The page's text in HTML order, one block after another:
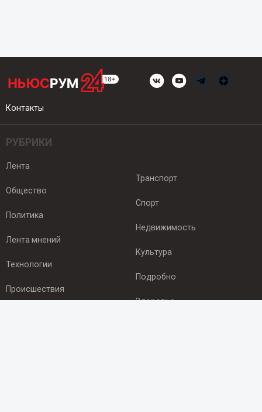
Контакты
РУБРИКИ
Лента
Общество
Политика
Лента мнений
Технологии
Происшествия
Транспорт
Спорт
Недвижимость
Культура
Подробно
Здоровье